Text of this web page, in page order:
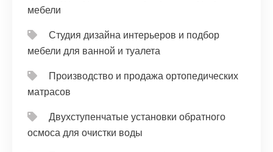
мебели
Студия дизайна интерьеров и подбор
мебели для ванной и туалета
Производство и продажа ортопедических
матрасов
Двухступенчатые установки обратного
осмоса для очистки воды